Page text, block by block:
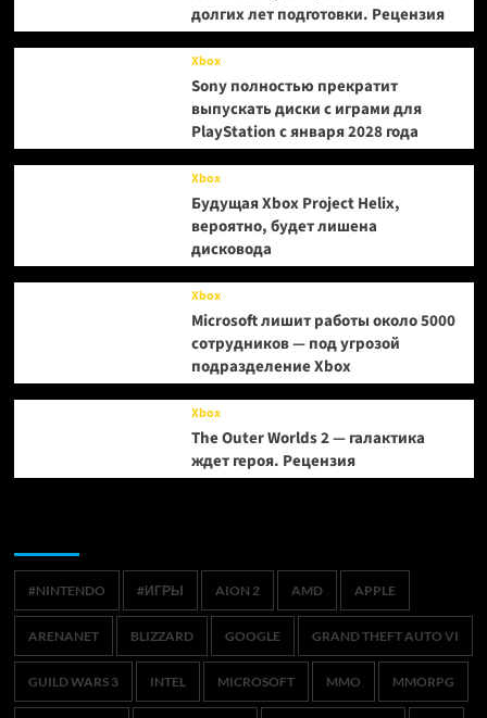
долгих лет подготовки. Рецензия
Xbox
Sony полностью прекратит
выпускать диски с играми для
PlayStation с января 2028 года
Xbox
Будущая Xbox Project Helix,
вероятно, будет лишена
дисковода
Xbox
Microsoft лишит работы около 5000
сотрудников — под угрозой
подразделение Xbox
Xbox
The Outer Worlds 2 — галактика
ждет героя. Рецензия
#NINTENDO #ИГРЫ AION 2 AMD APPLE
ARENANET BLIZZARD GOOGLE GRAND THEFT AUTO VI
GUILD WARS 3 INTEL MICROSOFT MMO MMORPG